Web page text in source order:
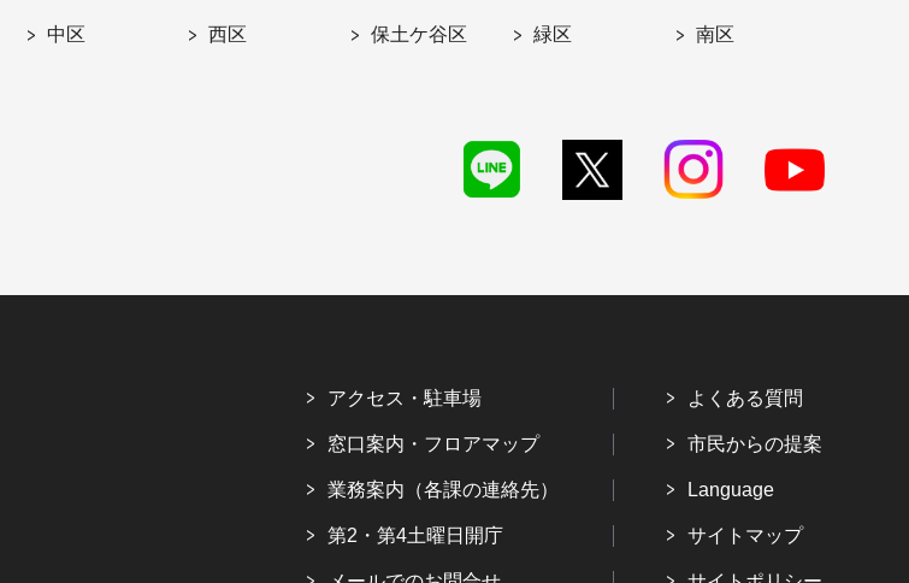
中区 西区 保土ケ谷区 緑区 南区
アクセス・駐車場
窓口案内・フロアマップ
業務案内（各課の連絡先）
第2・第4土曜日開庁
よくある質問
市民からの提案
Language
サイトマップ